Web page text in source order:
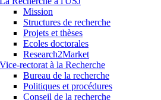
Mission
Structures de recherche
Projets et thèses
Ecoles doctorales
Research2Market
Vice-rectorat à la Recherche
Bureau de la recherche
Politiques et procédures
Conseil de la recherche